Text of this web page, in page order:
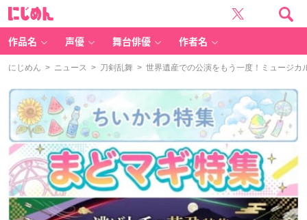
作品名 声優 舞台俳優 作者名
にじめん > ニュース > 刀剣乱舞 > 世界遺産での公演をもう一度！ミュージカ